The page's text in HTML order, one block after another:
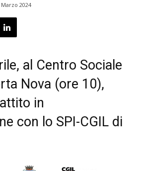
Marzo 2024
al Centro Sociale
Nova (ore 10),
in
con lo SPI-CGIL di